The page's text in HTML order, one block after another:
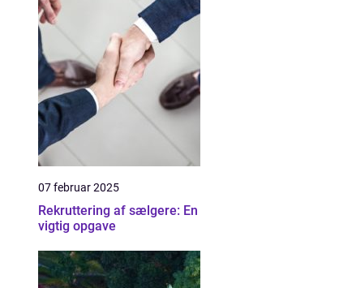
07 februar 2025
Rekruttering af sælgere: En
vigtig opgave